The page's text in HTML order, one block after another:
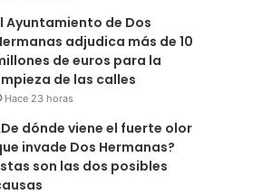
Ayuntamiento de Dos
adjudica más de 10
de euros para la
de las calles
Hace 23 horas
dónde viene el fuerte olor
invade Dos Hermanas?
son las dos posibles